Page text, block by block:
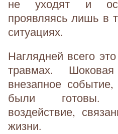
не уходят и
проявляясь лишь в
ситуациях.
Наглядней всего
травмах.
внезапное
были готовы.
воздействие,
жизни.